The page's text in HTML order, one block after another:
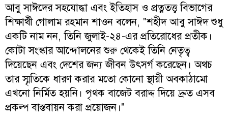
আবু সাঈদের সহযোদ্ধা এবং ইতিহাস ও প্রত্নতত্ত্ব বিভাগের
শিক্ষার্থী গোলাম রহমান শাওন বলেন, "শহীদ আবু সাঈদ শুধু
একটি নাম নন, তিনি জুলাই-২৪-এর প্রতিরোধের প্রতীক।
কোটা সংস্কার আন্দোলনের শুরু থেকেই তিনি নেতৃত্ব
দিয়েছেন এবং দেশের জন্য জীবন উৎসর্গ করেছেন। অথচ
তার স্মৃতিকে ধারণ করার মতো কোনো স্থায়ী অবকাঠামো
এখনো নির্মিত হয়নি। পৃথক বাজেট বরাদ্দ দিয়ে দ্রুত এসব
প্রকল্প বাস্তবায়ন করা প্রয়োজন।"